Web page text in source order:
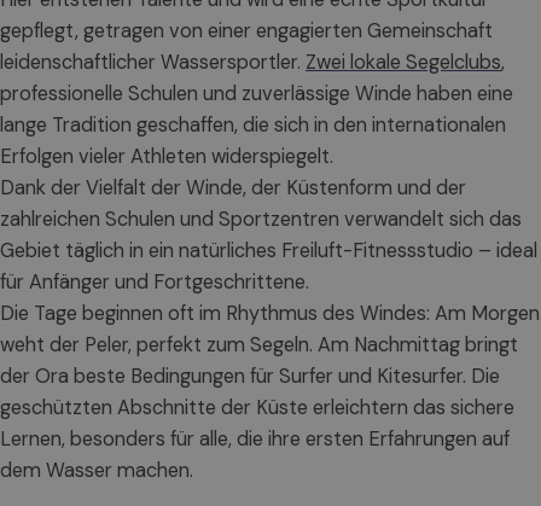
gepflegt, getragen von einer engagierten Gemeinschaft
leidenschaftlicher Wassersportler. Zwei lokale Segelclubs,
professionelle Schulen und zuverlässige Winde haben eine
lange Tradition geschaffen, die sich in den internationalen
Erfolgen vieler Athleten widerspiegelt.
Dank der Vielfalt der Winde, der Küstenform und der
zahlreichen Schulen und Sportzentren verwandelt sich das
Gebiet täglich in ein natürliches Freiluft-Fitnessstudio – ideal
für Anfänger und Fortgeschrittene.
Die Tage beginnen oft im Rhythmus des Windes: Am Morgen
weht der Peler, perfekt zum Segeln. Am Nachmittag bringt
der Ora beste Bedingungen für Surfer und Kitesurfer. Die
geschützten Abschnitte der Küste erleichtern das sichere
Lernen, besonders für alle, die ihre ersten Erfahrungen auf
dem Wasser machen.